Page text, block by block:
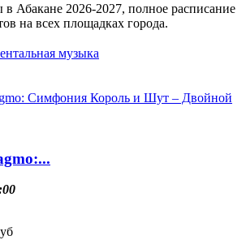
Абакане 2026-2027, полное расписание
на всех площадках города.
музыка